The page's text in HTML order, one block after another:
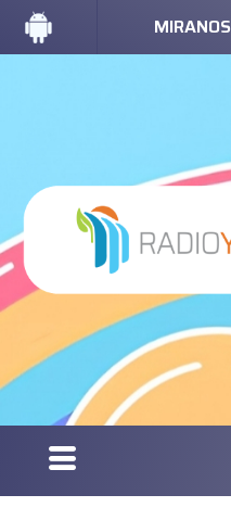
MIRANOS